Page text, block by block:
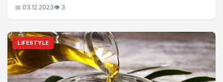
📅 03.12.2023👁 3
LIFESTYLE